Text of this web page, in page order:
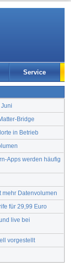
Service
Bridge
in Betrieb
Apps werden häufig
mehr Datenvolumen
für 29,99 Euro
live bei
vorgestellt